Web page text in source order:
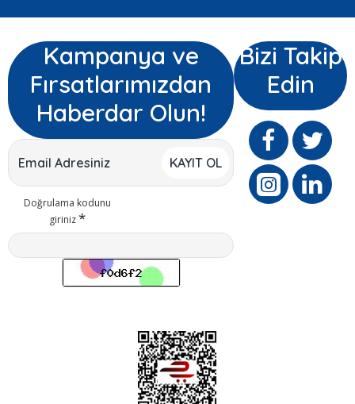
Kampanya ve
Fırsatlarımızdan
Haberdar Olun!
KAYIT OL
Doğrulama kodunu
giriniz
Bizi Takip
Edin